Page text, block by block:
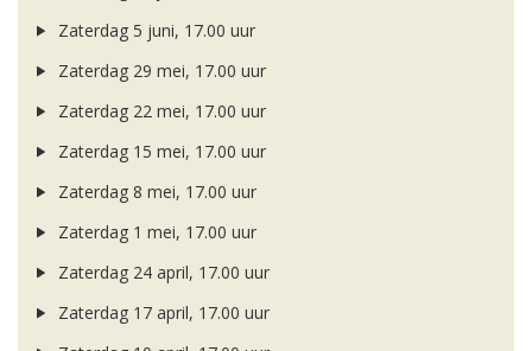
Zaterdag 5 juni, 17.00 uur
Zaterdag 29 mei, 17.00 uur
Zaterdag 22 mei, 17.00 uur
Zaterdag 15 mei, 17.00 uur
Zaterdag 8 mei, 17.00 uur
Zaterdag 1 mei, 17.00 uur
Zaterdag 24 april, 17.00 uur
Zaterdag 17 april, 17.00 uur